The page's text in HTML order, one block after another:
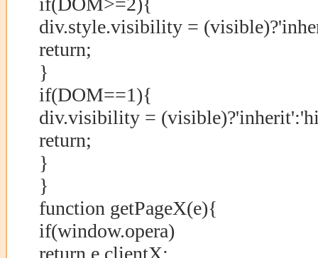
div.style.visibility =
return;
}
if(DOM==1){
div.visibility =
return;
}
}
function getPageX(e){
if(window.opera)
return e.clientX;